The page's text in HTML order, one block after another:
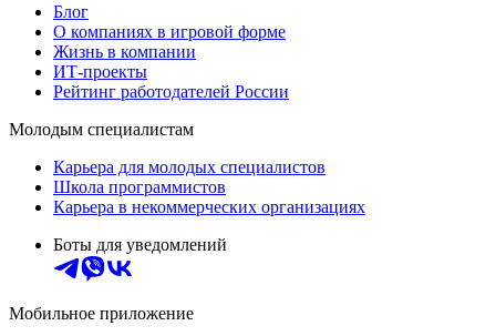
Блог
О компаниях в игровой форме
Жизнь в компании
ИТ-проекты
Рейтинг работодателей России
Молодым специалистам
Карьера для молодых специалистов
Школа программистов
Карьера в некоммерческих организациях
Боты для уведомлений
Мобильное приложение